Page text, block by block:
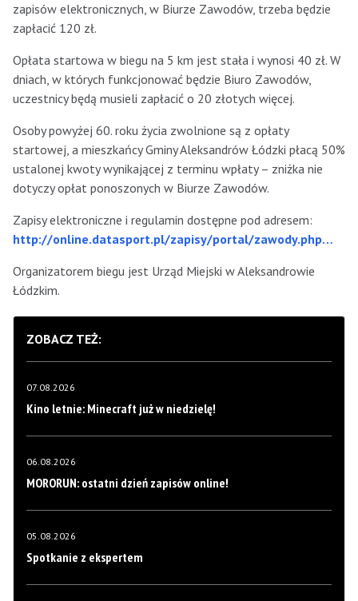
zapisów elektronicznych, w Biurze Zawodów, trzeba będzie
zapłacić 120 zł.
Opłata startowa w biegu na 5 km jest stała i wynosi 40 zł. W
dniach, w których funkcjonować będzie Biuro Zawodów,
uczestnicy będą musieli zapłacić o 20 złotych więcej.
Osoby powyżej 60. roku życia zwolnione są z opłaty
startowej, a mieszkańcy Gminy Aleksandrów Łódzki płacą 50%
ustalonej kwoty wynikającej z terminu wpłaty – zniżka nie
dotyczy opłat ponoszonych w Biurze Zawodów.
Zapisy elektroniczne i regulamin dostępne pod adresem:
http://online.datasport.pl/zapisy/portal/zawody.php…
Organizatorem biegu jest Urząd Miejski w Aleksandrowie
Łódzkim.
ZOBACZ TEŻ:
07.08.2026
Kino letnie: Minecraft już w niedzielę!
06.08.2026
MORORUN: ostatni dzień zapisów online!
05.08.2026
Spotkanie z ekspertem